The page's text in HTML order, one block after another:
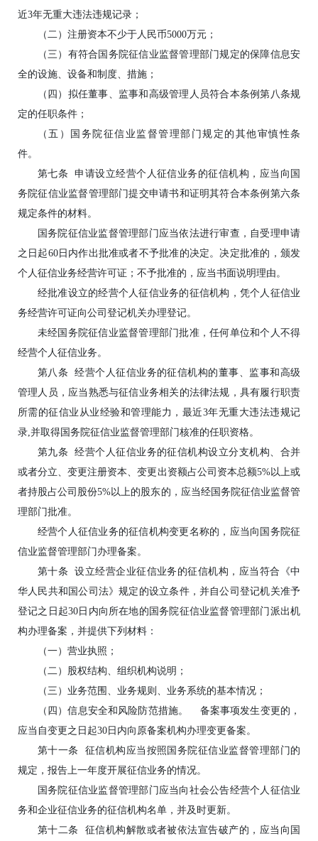
近3年无重大违法违规记录；
（二）注册资本不少于人民币5000万元；
（三）有符合国务院征信业监督管理部门规定的保障信息安
全的设施、设备和制度、措施；
（四）拟任董事、监事和高级管理人员符合本条例第八条规
定的任职条件；
（五）国务院征信业监督管理部门规定的其他审慎性条
件。
第七条 申请设立经营个人征信业务的征信机构，应当向国
务院征信业监督管理部门提交申请书和证明其符合本条例第六条
规定条件的材料。
国务院征信业监督管理部门应当依法进行审查，自受理申请
之日起60日内作出批准或者不予批准的决定。决定批准的，颁发
个人征信业务经营许可证；不予批准的，应当书面说明理由。
经批准设立的经营个人征信业务的征信机构，凭个人征信业
务经营许可证向公司登记机关办理登记。
未经国务院征信业监督管理部门批准，任何单位和个人不得
经营个人征信业务。
第八条 经营个人征信业务的征信机构的董事、监事和高级
管理人员，应当熟悉与征信业务相关的法律法规，具有履行职责
所需的征信业从业经验和管理能力，最近3年无重大违法违规记
录,并取得国务院征信业监督管理部门核准的任职资格。
第九条 经营个人征信业务的征信机构设立分支机构、合并
或者分立、变更注册资本、变更出资额占公司资本总额5%以上或
者持股占公司股份5%以上的股东的，应当经国务院征信业监督管
理部门批准。
经营个人征信业务的征信机构变更名称的，应当向国务院征
信业监督管理部门办理备案。
第十条 设立经营企业征信业务的征信机构，应当符合《中
华人民共和国公司法》规定的设立条件，并自公司登记机关准予
登记之日起30日内向所在地的国务院征信业监督管理部门派出机
构办理备案，并提供下列材料：
（一）营业执照；
（二）股权结构、组织机构说明；
（三）业务范围、业务规则、业务系统的基本情况；
（四）信息安全和风险防范措施。 备案事项发生变更的，
应当自变更之日起30日内向原备案机构办理变更备案。
第十一条 征信机构应当按照国务院征信业监督管理部门的
规定，报告上一年度开展征信业务的情况。
国务院征信业监督管理部门应当向社会公告经营个人征信业
务和企业征信业务的征信机构名单，并及时更新。
第十二条 征信机构解散或者被依法宣告破产的，应当向国